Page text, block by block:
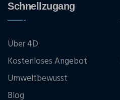
Schnellzugang
Über 4D
Kostenloses Angebot
Umweltbewusst
Blog